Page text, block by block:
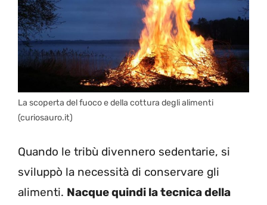
La scoperta del fuoco e della cottura degli alimenti
(curiosauro.it)
Quando le tribù divennero sedentarie, si
sviluppò la necessità di conservare gli
alimenti. Nacque quindi la tecnica della